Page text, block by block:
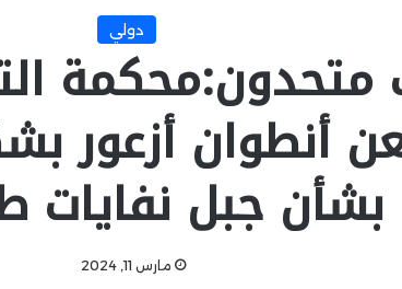
دولي
أنطوان أزعور
بشأن جبل نفايات
مارس 11, 2024